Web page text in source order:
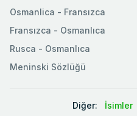
Osmanlica - Fransızca
Fransızca - Osmanlıca
Rusca - Osmanlıca
Meninski Sözlüğü
Diğer: İsimler